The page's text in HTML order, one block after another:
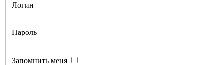
Логин
Пароль
Запомнить меня